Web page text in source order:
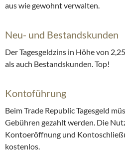
aus wie gewohnt verwalten.
Neu- und Bestandskunden
Der Tagesgeldzins in Höhe von
als auch Bestandskunden. Top!
Kontoführung
Beim Trade Republic Tagesgeld
Gebühren gezahlt werden. Die
Kontoeröffnung und
kostenlos.